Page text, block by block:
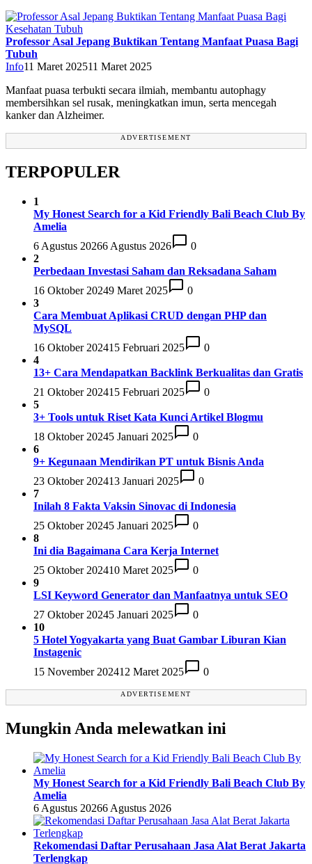
Professor Asal Jepang Buktikan Tentang Manfaat Puasa Bagi
Tubuh
Info11 Maret 202511 Maret 2025
Manfaat puasa terbukti secara ilmiah, membantu autophagy
membersihkan sel rusak, meningkatkan imun, serta mencegah
kanker dan Alzheimer.
ADVERTISEMENT
TERPOPULER
1
My Honest Search for a Kid Friendly Bali Beach Club By
Amelia
6 Agustus 20266 Agustus 2026
0
2
Perbedaan Investasi Saham dan Reksadana Saham
16 Oktober 20249 Maret 2025
0
3
Cara Membuat Aplikasi CRUD dengan PHP dan
MySQL
16 Oktober 202415 Februari 2025
0
4
13+ Cara Mendapatkan Backlink Berkualitas dan Gratis
21 Oktober 202415 Februari 2025
0
5
3+ Tools untuk Riset Kata Kunci Artikel Blogmu
18 Oktober 20245 Januari 2025
0
6
9+ Kegunaan Mendirikan PT untuk Bisnis Anda
23 Oktober 202413 Januari 2025
0
7
Inilah 8 Fakta Vaksin Sinovac di Indonesia
25 Oktober 20245 Januari 2025
0
8
Ini dia Bagaimana Cara Kerja Internet
25 Oktober 202410 Maret 2025
0
9
LSI Keyword Generator dan Manfaatnya untuk SEO
27 Oktober 20245 Januari 2025
0
10
5 Hotel Yogyakarta yang Buat Gambar Liburan Kian
Instagenic
15 November 202412 Maret 2025 0
ADVERTISEMENT
Mungkin Anda melewatkan ini
My Honest Search for a Kid Friendly Bali Beach Club By
Amelia
6 Agustus 20266 Agustus 2026
Rekomendasi Daftar Perusahaan Jasa Alat Berat Jakarta
Terlengkap